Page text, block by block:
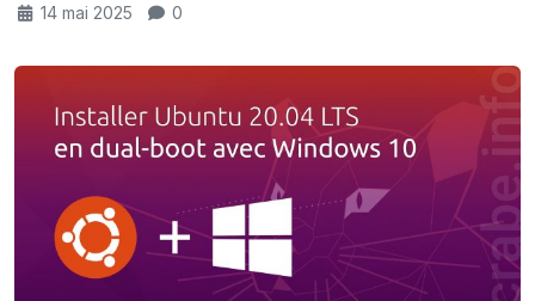
14 mai 2025 0